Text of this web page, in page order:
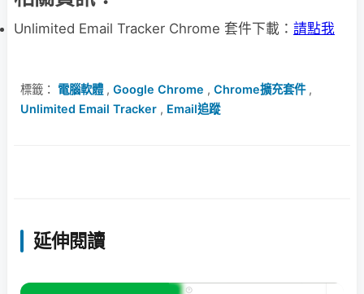
Unlimited Email Tracker Chrome 套件下載： 請點我
標籤： 電腦軟體, Google Chrome , Chrome擴充套件,
Unlimited Email Tracker , Email追蹤
延伸閱讀